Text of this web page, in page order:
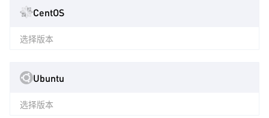
CentOS
选择版本
Ubuntu
选择版本